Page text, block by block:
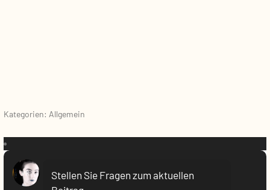
Kategorien: Allgemein
VR:
Stellen Sie Fragen zum aktuellen